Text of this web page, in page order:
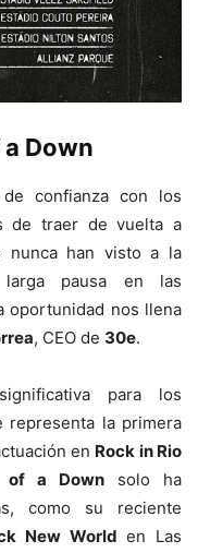
Down
confianza con los
de traer de vuelta a
nunca han visto a la
pausa en las
oportunidad nos llena
, CEO de 30e.
para los
representa la primera
en Rock in Rio
of a Down solo ha
como su reciente
New World en Las